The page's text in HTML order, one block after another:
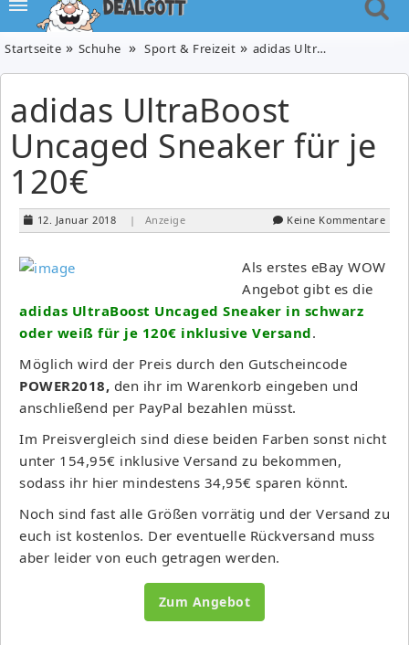
Startseite Schuhe Sport & Freizeit adidas UltraBoost Uncaged Sneaker für je 120€
adidas UltraBoost
Uncaged Sneaker für je
120€
12. Januar 2018 | Anzeige Keine Kommentare
Als erstes eBay WOW
Angebot gibt es die
adidas UltraBoost Uncaged Sneaker in schwarz
oder weiß für je 120€ inklusive Versand.
Möglich wird der Preis durch den Gutscheincode
POWER2018, den ihr im Warenkorb eingeben und
anschließend per PayPal bezahlen müsst.
Im Preisvergleich sind diese beiden Farben sonst nicht
unter 154,95€ inklusive Versand zu bekommen,
sodass ihr hier mindestens 34,95€ sparen könnt.
Noch sind fast alle Größen vorrätig und der Versand zu
euch ist kostenlos. Der eventuelle Rückversand muss
aber leider von euch getragen werden.
Zum Angebot